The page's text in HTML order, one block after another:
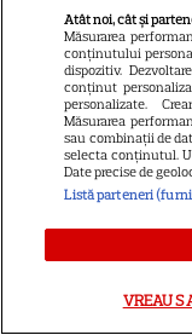
15
Atât noi, cât și
Măsurarea
conținutului
dispozitiv.
conținut
personalizate.
Măsurarea
sau combinații de
selecta conținutul.
Date precise de
Listă parteneri
VREAU